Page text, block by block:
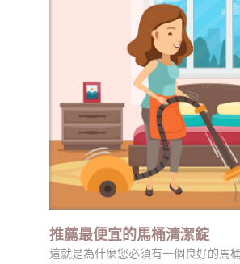
推薦最便宜的馬桶清潔錠
這就是為什麼您必須有一個良好的馬